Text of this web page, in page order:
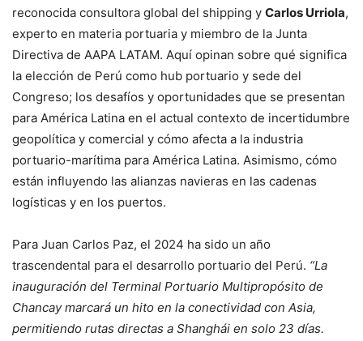
reconocida consultora global del shipping y Carlos Urriola,
experto en materia portuaria y miembro de la Junta
Directiva de AAPA LATAM. Aquí opinan sobre qué significa
la elección de Perú como hub portuario y sede del
Congreso; los desafíos y oportunidades que se presentan
para América Latina en el actual contexto de incertidumbre
geopolítica y comercial y cómo afecta a la industria
portuario-marítima para América Latina. Asimismo, cómo
están influyendo las alianzas navieras en las cadenas
logísticas y en los puertos.
Para Juan Carlos Paz, el 2024 ha sido un año
trascendental para el desarrollo portuario del Perú. “La
inauguración del Terminal Portuario Multipropósito de
Chancay marcará un hito en la conectividad con Asia,
permitiendo rutas directas a Shanghái en solo 23 días.